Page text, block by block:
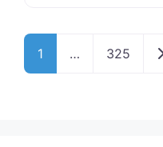
1 … 325